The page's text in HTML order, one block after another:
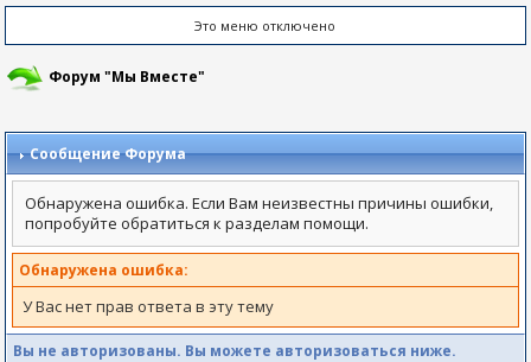
Это меню отключено
Форум "Мы Вместе"
Сообщение Форума
Обнаружена ошибка. Если Вам неизвестны причины ошибки,
попробуйте обратиться к разделам помощи.
Обнаружена ошибка:
У Вас нет прав ответа в эту тему
Вы не авторизованы. Вы можете авторизоваться ниже.